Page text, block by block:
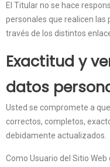
El Titular no se hace
personales que realicen las
través de los distintos
Exactitud y
datos
Usted se compromete a
correctos, completos,
debidamente actualizados.
Como Usuario del Sitio